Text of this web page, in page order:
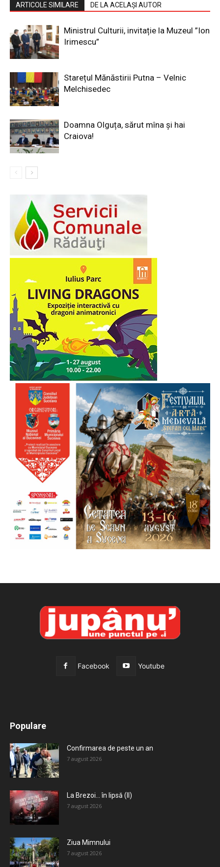
ARTICOLE SIMILARE DE LA ACELAȘI AUTOR
Ministrul Culturii, invitație la Muzeul ”Ion
Irimescu”
Starețul Mănăstirii Putna – Velnic
Melchisedec
Doamna Olguța, sărut mîna și hai
Craiova!
Facebook Youtube
Populare
Confirmarea de peste un an
7 august 2026
La Brezoi… în lipsă (II)
7 august 2026
Ziua Mimnului
7 august 2026